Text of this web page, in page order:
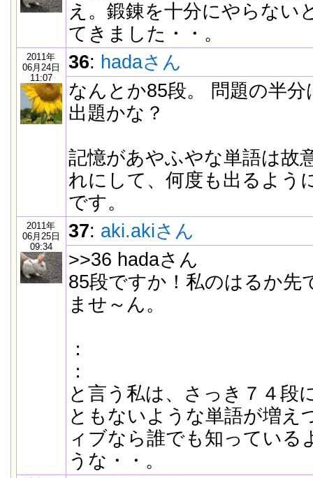
え。鍛錬を十分にやらない
てきました・・。
2011年
06月24日
11:07
36: hadaさん
なんとか85段。 問題の半
出題かな？
記憶があやふやな単語は故
れにして、何度も出るよう
です。
2011年
06月25日
09:34
37: aki.akiさん
>>36 hadaさん
85段ですか！私のはるか先
ませ～ん。
：
：
と言う私は、さっき７４段
ともないような単語が増え
ィブなら誰でも知っている
うな・・。